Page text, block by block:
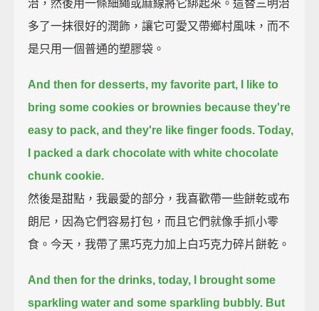
治，然後用一條細繩或麻線將它綁起來。這替三明治
多了一抹很好的潤飾，讓它可愛又帶鄉村風味，而不
是只用一個普通的塑膠袋。
And then for desserts, my favorite part, I like to
bring some cookies or brownies because they're
easy to pack, and they're like finger foods. Today,
I packed a dark chocolate with white chocolate
chunk cookie.
然後是甜點，我最愛的部分，我喜歡帶一些餅乾或布
朗尼，因為它們容易打包，而且它們就像手抓小零
食。今天，我帶了黑巧克力加上白巧克力碎片餅乾。
And then for the drinks, today, I brought some
sparkling water and some sparkling bubbly. But